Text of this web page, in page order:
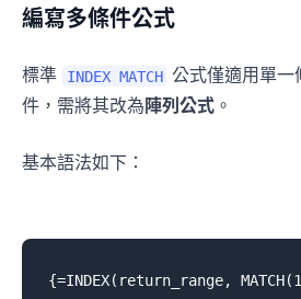
編寫多條件公式
標準 INDEX MATCH 公式僅適用單一
件，需將其改為陣列公式 。
基本語法如下：